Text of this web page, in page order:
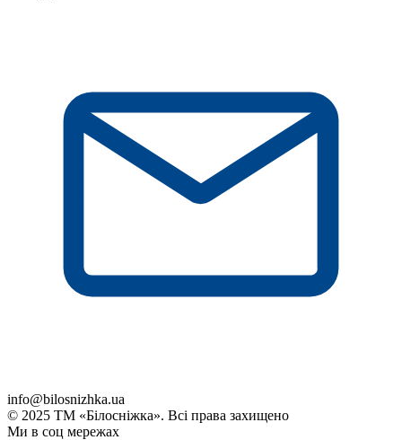
info@bilosnizhka.ua
© 2025 ТМ «Білосніжка». Всі права захищено
Ми в соц мережах